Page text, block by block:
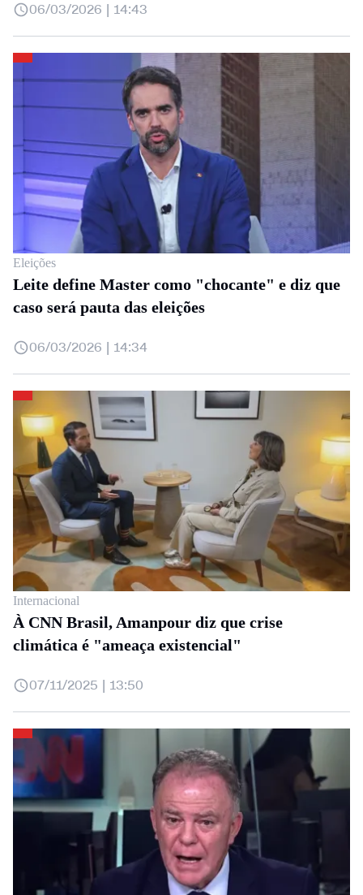
06/03/2026 | 14:43
Eleições
Leite define Master como "chocante" e diz que
caso será pauta das eleições
06/03/2026 | 14:34
Internacional
À CNN Brasil, Amanpour diz que crise
climática é "ameaça existencial"
07/11/2025 | 13:50